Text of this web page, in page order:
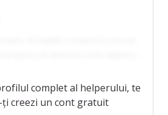
complet al helperului, te
ți creezi un cont gratuit